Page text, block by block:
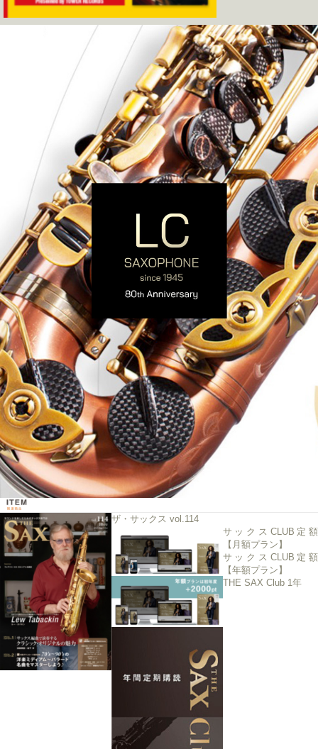
ザ・サックス vol.114
サックスCLUB定額
【月額プラン】
サックスCLUB定額
【年額プラン】
THE SAX Club 1年